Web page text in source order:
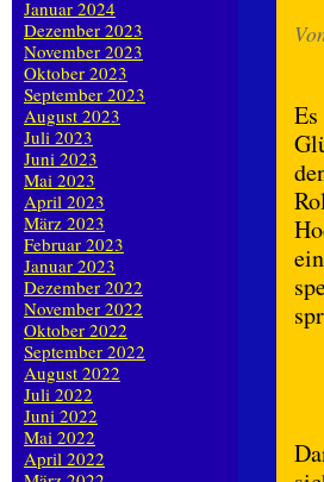
Januar 2024
Dezember 2023
November 2023
Oktober 2023
September 2023
August 2023
Juli 2023
Juni 2023
Mai 2023
April 2023
März 2023
Februar 2023
Januar 2023
Dezember 2022
November 2022
Oktober 2022
September 2022
August 2022
Juli 2022
Juni 2022
Mai 2022
April 2022